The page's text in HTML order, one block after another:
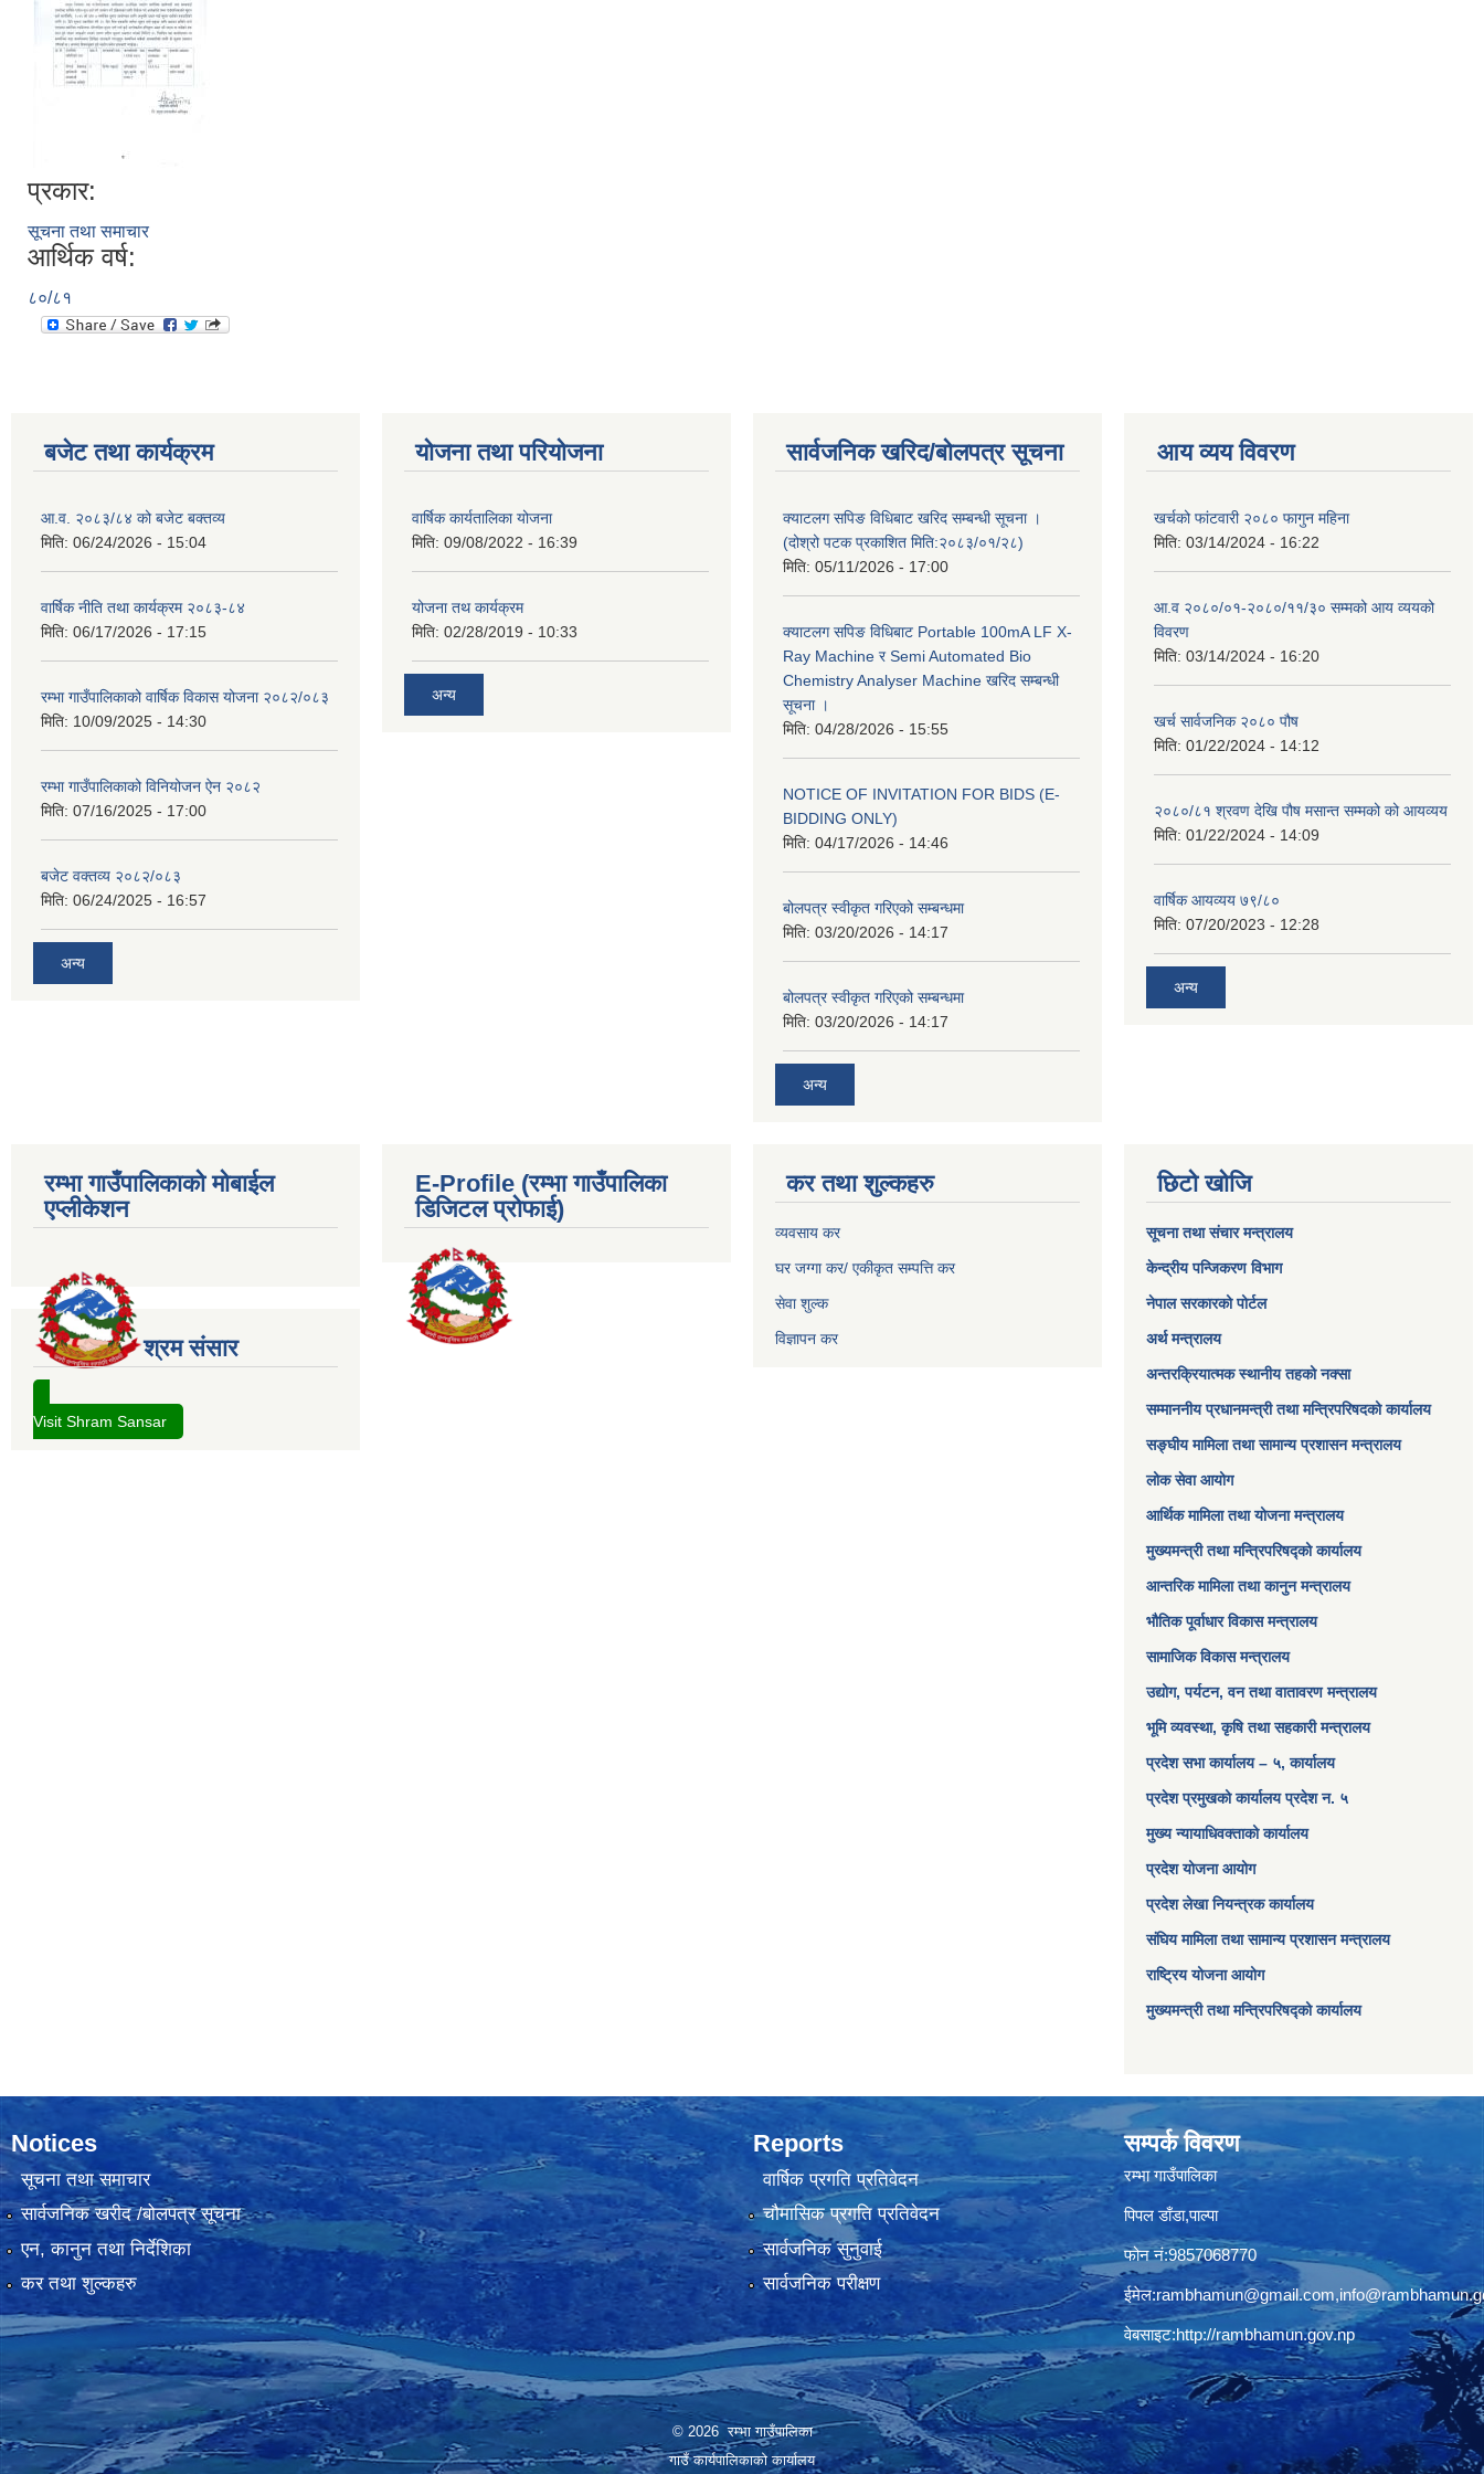
प्रकार:
सूचना तथा समाचार
आर्थिक वर्ष:
८०/८१
बजेट तथा कार्यक्रम
आ.व. २०८३/८४ को बजेट बक्तव्य
मिति: 06/24/2026 - 15:04
वार्षिक नीति तथा कार्यक्रम २०८३-८४
मिति: 06/17/2026 - 17:15
रम्भा गाउँपालिकाको वार्षिक विकास योजना २०८२/०८३
मिति: 10/09/2025 - 14:30
रम्भा गाउँपालिकाको विनियोजन ऐन २०८२
मिति: 07/16/2025 - 17:00
बजेट वक्तव्य २०८२/०८३
मिति: 06/24/2025 - 16:57
अन्य
योजना तथा परियोजना
वार्षिक कार्यतालिका योजना
मिति: 09/08/2022 - 16:39
योजना तथ कार्यक्रम
मिति: 02/28/2019 - 10:33
अन्य
सार्वजनिक खरिद/बोलपत्र सूचना
क्याटलग सपिङ विधिबाट खरिद सम्बन्धी सूचना ।
(दोश्रो पटक प्रकाशित मिति:२०८३/०१/२८)
मिति: 05/11/2026 - 17:00
क्याटलग सपिङ विधिबाट Portable 100mA LF X-
Ray Machine र Semi Automated Bio
Chemistry Analyser Machine खरिद सम्बन्धी
सूचना ।
मिति: 04/28/2026 - 15:55
NOTICE OF INVITATION FOR BIDS (E-
BIDDING ONLY)
मिति: 04/17/2026 - 14:46
बोलपत्र स्वीकृत गरिएको सम्बन्धमा
मिति: 03/20/2026 - 14:17
बोलपत्र स्वीकृत गरिएको सम्बन्धमा
मिति: 03/20/2026 - 14:17
अन्य
आय व्यय विवरण
खर्चको फांटवारी २०८० फागुन महिना
मिति: 03/14/2024 - 16:22
आ.व २०८०/०१-२०८०/११/३० सम्मको आय व्ययको
विवरण
मिति: 03/14/2024 - 16:20
खर्च सार्वजनिक २०८० पौष
मिति: 01/22/2024 - 14:12
२०८०/८१ श्रवण देखि पौष मसान्त सम्मको को आयव्यय
मिति: 01/22/2024 - 14:09
वार्षिक आयव्यय ७९/८०
मिति: 07/20/2023 - 12:28
अन्य
रम्भा गाउँपालिकाको मोबाईल
एप्लीकेशन
श्रम संसार
Visit Shram Sansar
E-Profile (रम्भा गाउँपालिका
डिजिटल प्रोफाई)
कर तथा शुल्कहरु
व्यवसाय कर
घर जग्गा कर/ एकीकृत सम्पत्ति कर
सेवा शुल्क
विज्ञापन कर
छिटो खोजि
सूचना तथा संचार मन्त्रालय
केन्द्रीय पन्जिकरण विभाग
नेपाल सरकारको पोर्टल
अर्थ मन्त्रालय
अन्तरक्रियात्मक स्थानीय तहको नक्सा
सम्माननीय प्रधानमन्त्री तथा मन्त्रिपरिषद‌को कार्यालय
सङ्‍घीय मामिला तथा सामान्य प्रशासन मन्त्रालय
लोक सेवा आयोग
आर्थिक मामिला तथा योजना मन्त्रालय​
मुख्यमन्त्री तथा मन्त्रिपरिषद्को कार्यालय
आन्तरिक मामिला तथा कानुन मन्त्रालय
भौतिक पूर्वाधार विकास मन्त्रालय
सामाजिक विकास मन्त्रालय
उद्योग, पर्यटन, वन तथा वातावरण मन्त्रालय
भूमि व्यवस्था, कृषि तथा सहकारी मन्त्रालय
प्रदेश सभा कार्यालय – ५, कार्यालय
प्रदेश प्रमुखको कार्यालय प्रदेश न. ५
मुख्य न्यायाधिवक्ताको कार्यालय
प्रदेश योजना आयोग
प्रदेश लेखा नियन्त्रक कार्यालय
संघिय मामिला तथा सामान्य प्रशासन मन्त्रालय
राष्ट्रिय योजना आयोग
मुख्यमन्त्री तथा मन्त्रिपरिषद्को कार्यालय
Notices
सूचना तथा समाचार
सार्वजनिक खरीद /बोलपत्र सूचना
एन, कानुन तथा निर्देशिका
कर तथा शुल्कहरु
Reports
वार्षिक प्रगति प्रतिवेदन
चौमासिक प्रगति प्रतिवेदन
सार्वजनिक सुनुवाई
सार्वजनिक परीक्षण
सम्पर्क विवरण
रम्भा गाउँपालिका
पिपल डाँडा,पाल्पा
फोन नं:9857068770
ईमेल:rambhamun@gmail.com,
वेबसाइट:http://rambhamun.gov.np
© 2026 रम्भा गाउँपालिका
गाउँ कार्यपालिकाको कार्यालय